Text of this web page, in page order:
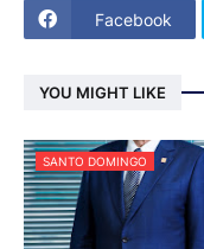
Facebook
YOU MIGHT LIKE
SANTO DOMINGO